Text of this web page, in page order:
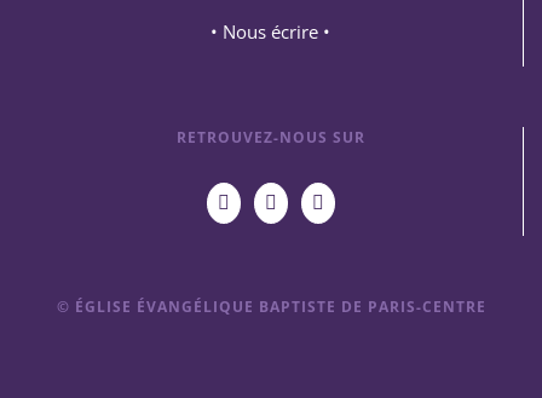
• Nous écrire •
RETROUVEZ-NOUS SUR
© ÉGLISE ÉVANGÉLIQUE BAPTISTE DE PARIS-CENTRE